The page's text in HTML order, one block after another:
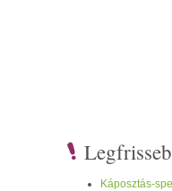
Káposztás-